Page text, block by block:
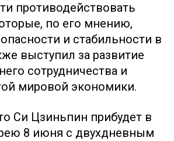
противодействовать
по его мнению,
и стабильности в
выступил за развитие
сотрудничества и
мировой экономики.
Си Цзиньпин прибудет в
8 июня с двухдневным